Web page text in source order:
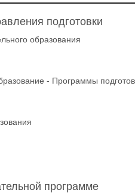
подготовки
образования
- Программы
программе